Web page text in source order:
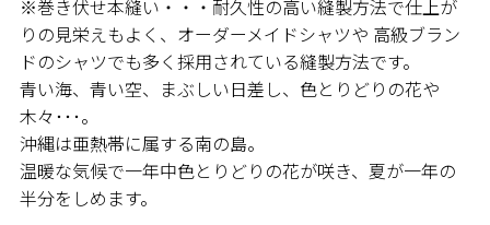
※巻き伏せ本縫い・・・耐久性の高い縫製方法で仕上が
りの見栄えもよく、オーダーメイドシャツや 高級ブラン
ドのシャツでも多く採用されている縫製方法です。
青い海、青い空、まぶしい日差し、色とりどりの花や
木々･･･。
沖縄は亜熱帯に属する南の島。
温暖な気候で一年中色とりどりの花が咲き、夏が一年の
半分をしめます。